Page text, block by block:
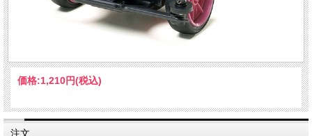
価格:1,210円(税込)
注文